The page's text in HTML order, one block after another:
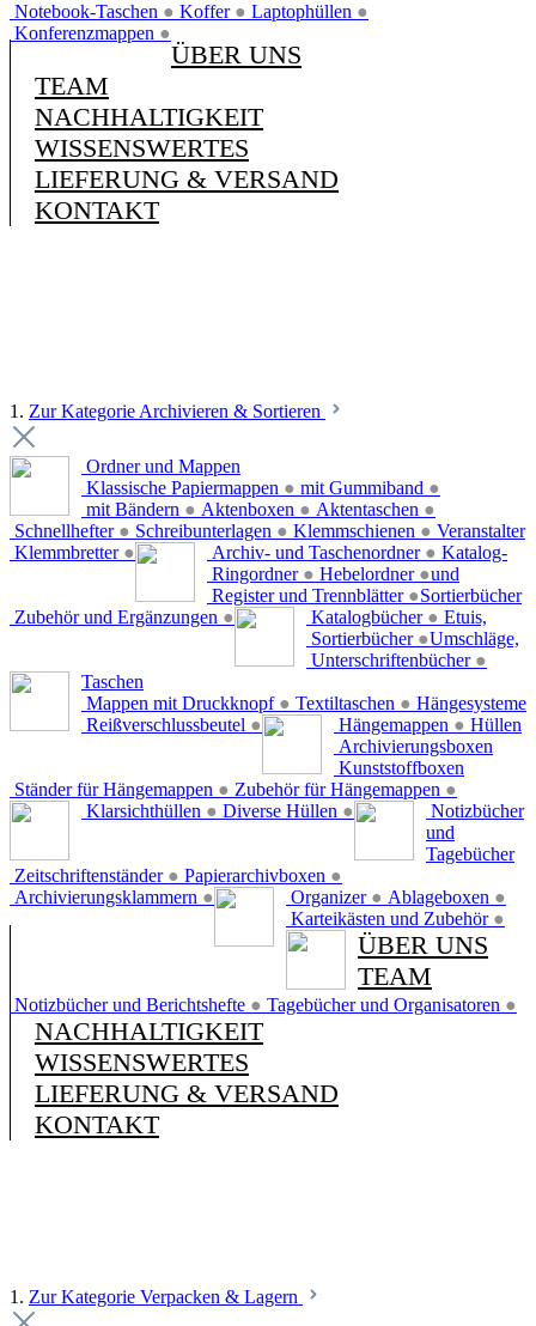
Notebook-Taschen ● Koffer ● Laptophüllen ●
Konferenzmappen ●
ÜBER UNS
TEAM
NACHHALTIGKEIT
WISSENSWERTES
LIEFERUNG & VERSAND
KONTAKT
1. Zur Kategorie Archivieren & Sortieren
Ordner und Mappen
Klassische Papiermappen ● mit Gummiband ●
mit Bändern ● Aktenboxen ● Aktentaschen ●
Schnellhefter ● Schreibunterlagen ● Klemmschienen ●
Klemmbretter ●
Veranstalter
Archiv- und Taschenordner ●
Ringordner ● Hebelordner ●
Register und Trennblätter ●
Zubehör und Ergänzungen ●
Katalog-
und
Sortierbücher
Katalogbücher ●
Sortierbücher ●
Unterschriftenbücher ●
Etuis,
Umschläge,
Taschen
Mappen mit Druckknopf ● Textiltaschen ●
Reißverschlussbeutel ●
Hängesysteme
Hängemappen ●
Ständer für Hängemappen ● Zubehör für Hängemappen ●
Hüllen
Klarsichthüllen ● Diverse Hüllen ●
Archivierungsboxen
Zeitschriftenständer ● Papierarchivboxen ●
Archivierungsklammern ●
Kunststoffboxen
Organizer ● Ablageboxen ●
Karteikästen und Zubehör ●
Notizbücher
und
Tagebücher
Notizbücher und Berichtshefte ● Tagebücher und Organisatoren ●
ÜBER UNS
TEAM
NACHHALTIGKEIT
WISSENSWERTES
LIEFERUNG & VERSAND
KONTAKT
1. Zur Kategorie Verpacken & Lagern